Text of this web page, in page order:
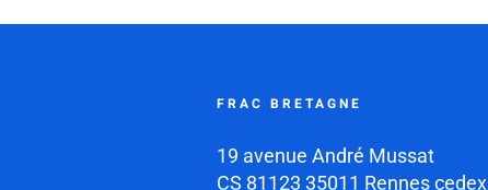
FRAC BRETAGNE
19 avenue André Mussat
CS 81123 35011 Rennes cedex